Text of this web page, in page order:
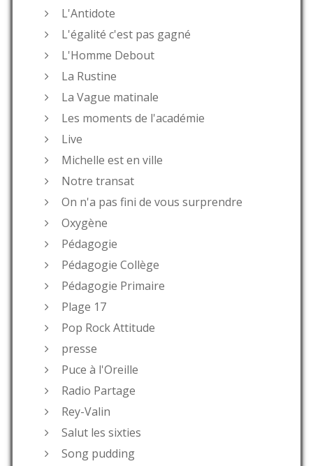
L'Antidote
L'égalité c'est pas gagné
L'Homme Debout
La Rustine
La Vague matinale
Les moments de l'académie
Live
Michelle est en ville
Notre transat
On n'a pas fini de vous surprendre
Oxygène
Pédagogie
Pédagogie Collège
Pédagogie Primaire
Plage 17
Pop Rock Attitude
presse
Puce à l'Oreille
Radio Partage
Rey-Valin
Salut les sixties
Song pudding